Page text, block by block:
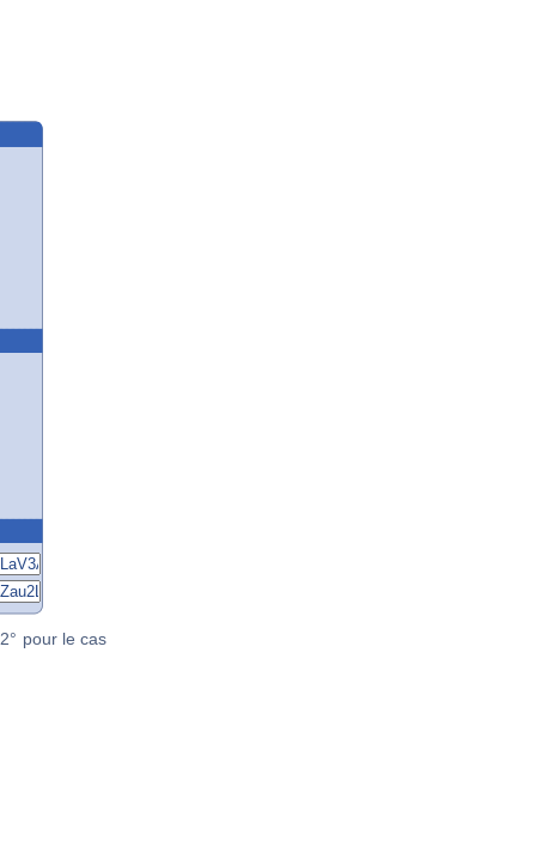
pour le cas